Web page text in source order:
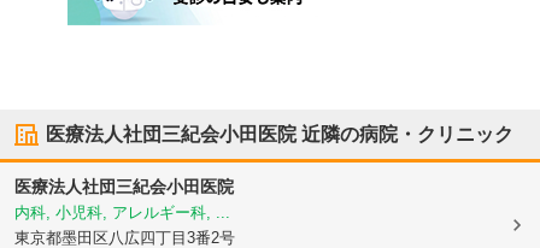
医療法人社団三紀会小田医院近隣の病院・クリニック
医療法人社団三紀会小田医院
内科, 小児科, アレルギー科, ...
東京都墨田区 八広四丁目3番2号